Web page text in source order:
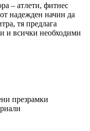
– атлети, фитнес
надежден начин да
тя предлага
и всички необходими
презрамки